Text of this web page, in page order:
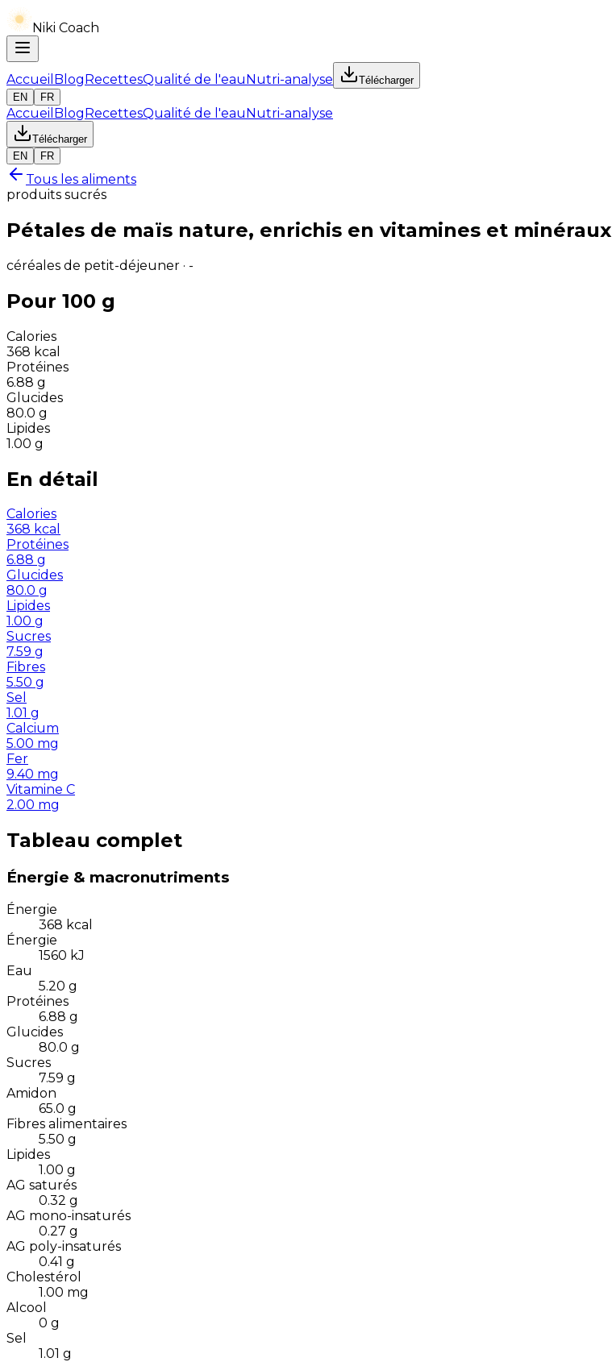
Niki Coach
Accueil BlogRecettesQualité de l'eauNutri-analyse
Télécharger
EN
FR
Accueil BlogRecettesQualité de l'eauNutri-analyse
Télécharger
EN
FR
Tous les aliments
produits sucrés
Pétales de maïs nature, enrichis en vitamines et minéraux
céréales de petit-déjeuner · -
Pour 100 g
Calories
368 kcal
Protéines
6.88 g
Glucides
80.0 g
Lipides
1.00 g
En détail
Calories
368 kcal
Protéines
6.88 g
Glucides
80.0 g
Lipides
1.00 g
Sucres
7.59 g
Fibres
5.50 g
Sel
1.01 g
Calcium
5.00 mg
Fer
9.40 mg
Vitamine C
2.00 mg
Tableau complet
Énergie & macronutriments
Énergie
368 kcal
Énergie
1560 kJ
Eau
5.20 g
Protéines
6.88 g
Glucides
80.0 g
Sucres
7.59 g
Amidon
65.0 g
Fibres alimentaires
5.50 g
Lipides
1.00 g
AG saturés
0.32 g
AG mono-insaturés
0.27 g
AG poly-insaturés
0.41 g
Cholestérol
1.00 mg
Alcool
0 g
Sel
1.01 g